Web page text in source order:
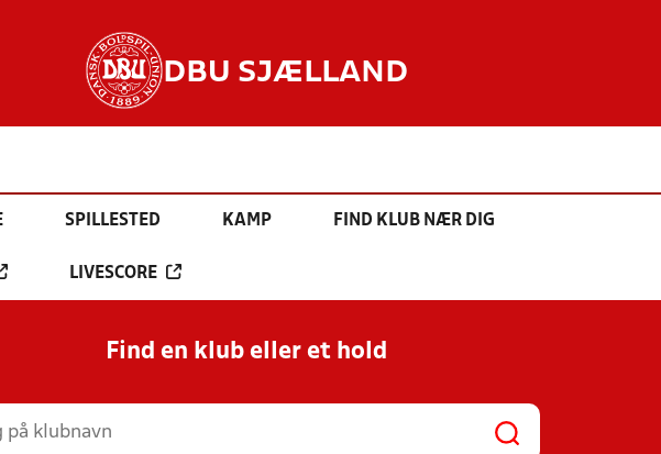
DBU SJÆLLAND
SPILLESTED KAMP FIND KLUB NÆR DIG
LIVESCORE
Find en klub eller et hold